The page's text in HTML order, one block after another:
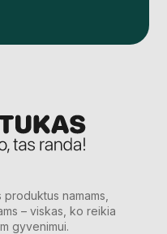
namams,
– viskas, ko reikia
gyvenimui.